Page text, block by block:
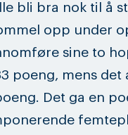
bli bra nok til å
opp under
sine to
poeng, mens
Det ga en